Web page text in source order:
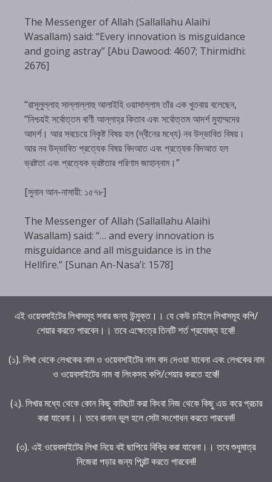
The Messenger of Allah (Sallallahu Alaihi
Wasallam) said: “Every innovation is misguidance
and going astray” [Abu Dawood: 4607; Thirmidhi:
2676]
“রাসূলুল্লাহ সাল্লাল্লাহু আলাইহি ওয়াসাল্লাম তাঁর এক খুতবায় বলেছেন,
“নিশ্চয়ই সর্বোত্তম বাণী আল্লাহ্‌র কিতাব এবং সর্বোত্তম আদর্শ মুহাম্মদের
আদর্শ। আর সবচেয়ে নিকৃষ্ট বিষয় হল (দ্বীনের মধ্যে) নব উদ্ভাবিত বিষয়।
আর নব উদ্ভাবিত প্রত্যেক বিষয় বিদআত এবং প্রত্যেক বিদআত হল
ভ্রষ্টতা এবং প্রত্যেক ভ্রষ্টতার পরিণাম জাহান্নাম।”
[সুনান আন-নাসায়ী: ১৫৭৮]
The Messenger of Allah (Sallallahu Alaihi
Wasallam) said: “… and every innovation is
misguidance and all misguidance is in the
Hellfire.” [Sunan An-Nasa’i: 1578]
এই ওয়েবসাইটের লিখাসমূহ সবার জন্য উন্মুক্ত।। যে কেউ চাইলে লিখাসমূহ কপি/
শেয়ার করতে পারবেন।। তবে এক্ষেত্রে তিনটি শর্ত প্রযোজ্য হবে!!
(১). লিখা থেকে লেখকের নাম ও ওয়েবসাইটের নাম বাদ দেওয়া যাবেনা এবং লেখকের নাম
ও ওয়েবসাইটের নাম বা লিংকসহ কপি/শেয়ার করতে হবে!!
(২). লিখার মধ্যে থেকে কোন কিছু কাটছাট করা কিংবা নিজ থেকে কিছু এড করে প্রচার
করা যাবেনা।। তবে বানান ভুল হলে সেটা সংশোধন করতে পারবেন!!
(৩). এই ওয়েবসাইটের লিখা নিয়ে বই ছাপিয়ে বিক্রি করা যাবেনা।। তবে শুধুমাত্র
নিজেরা পড়ার জন্য প্রিন্ট করতে পারবেন!!